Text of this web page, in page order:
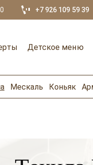
+7 926 109 59 39
Детское меню
Мескаль Коньяк